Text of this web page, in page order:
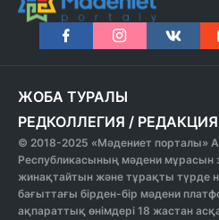
ЖОБА ТУРАЛЫ
РЕДКОЛЛЕГИЯ / РЕДАКЦИЯ
© 2018-2025 «Мәдениет порталы»
Республикасының мәдени мұрасын
жинақтайтын және тұрақты түрде
бағыттағы бірден-бір мәдени
ақпараттық өнімдері 18 жастан